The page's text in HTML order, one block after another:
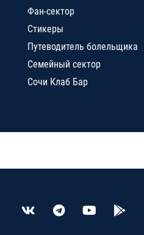
Фан-сектор
Стикеры
Путеводитель болельщика
Семейный сектор
Сочи Клаб Бар